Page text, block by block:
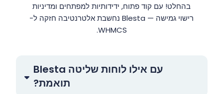
בהחלט! עם קוד פתוח, ידידותיות למפתחים ומדיניות
רישוי גמישה — Blesta נחשבת אלטרנטיבה חזקה ל-
WHMCS.
עם אילו לוחות שליטה Blesta
תואמת?